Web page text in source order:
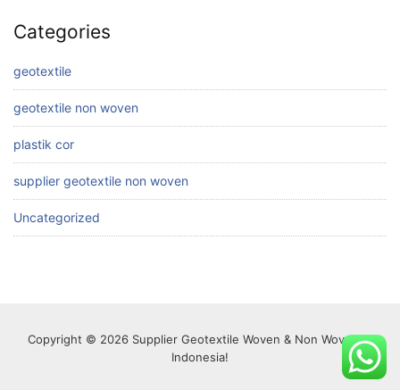
Categories
geotextile
geotextile non woven
plastik cor
supplier geotextile non woven
Uncategorized
Copyright © 2026 Supplier Geotextile Woven & Non Woven di
Indonesia!